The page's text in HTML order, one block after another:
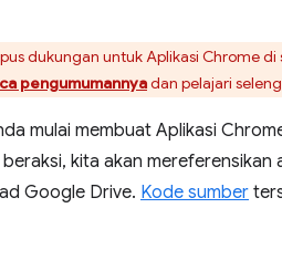
dukungan untuk Aplikasi Chrome
pengumumannyadan pelajari
mulai membuat Aplikasi
kita akan
Google Drive. Kode sumber